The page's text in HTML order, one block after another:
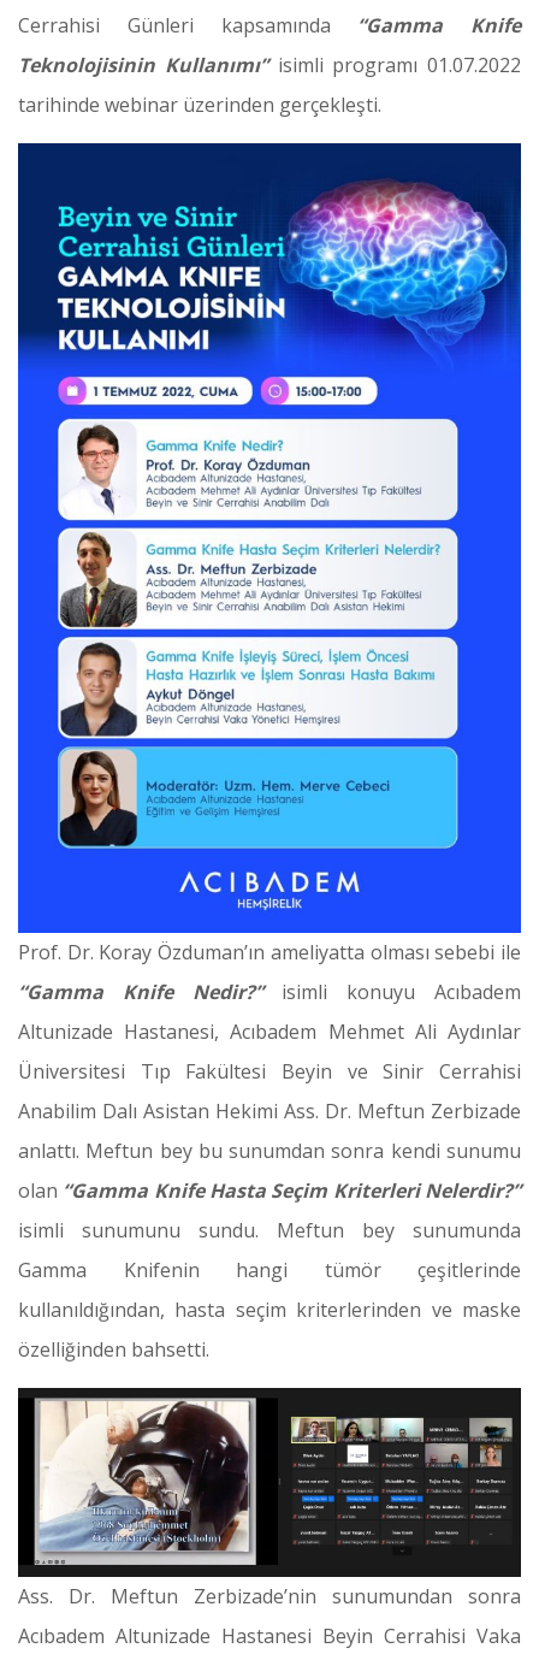
Cerrahisi Günleri kapsamında “Gamma Knife
Teknolojisinin Kullanımı”isimli programı 01.07.2022
tarihinde webinar üzerinden gerçekleşti.
Prof. Dr. Koray Özduman’ın ameliyatta olması sebebi ile
“Gamma Knife Nedir?”isimli konuyu Acıbadem
Altunizade Hastanesi, Acıbadem Mehmet Ali Aydınlar
Üniversitesi Tıp Fakültesi Beyin ve Sinir Cerrahisi
Anabilim Dalı Asistan Hekimi Ass. Dr. Meftun Zerbizade
anlattı. Meftun bey bu sunumdan sonra kendi sunumu
olan “Gamma Knife Hasta Seçim Kriterleri Nelerdir?”
isimli sunumunu sundu. Meftun bey sunumunda
Gamma Knifenin hangi tümör çeşitlerinde
kullanıldığından, hasta seçim kriterlerinden ve maske
özelliğinden bahsetti.
Ass. Dr. Meftun Zerbizade’nin sunumundan sonra
Acıbadem Altunizade Hastanesi Beyin Cerrahisi Vaka